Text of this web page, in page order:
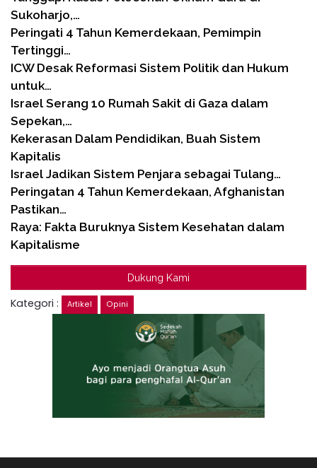
Sukoharjo,…
Peringati 4 Tahun Kemerdekaan, Pemimpin
Tertinggi…
ICW Desak Reformasi Sistem Politik dan Hukum
untuk…
Israel Serang 10 Rumah Sakit di Gaza dalam
Sepekan,…
Kekerasan Dalam Pendidikan, Buah Sistem
Kapitalis
Israel Jadikan Sistem Penjara sebagai Tulang…
Peringatan 4 Tahun Kemerdekaan, Afghanistan
Pastikan…
Raya: Fakta Buruknya Sistem Kesehatan dalam
Kapitalisme
Dukung Kami
Kategori : Artikel Opini